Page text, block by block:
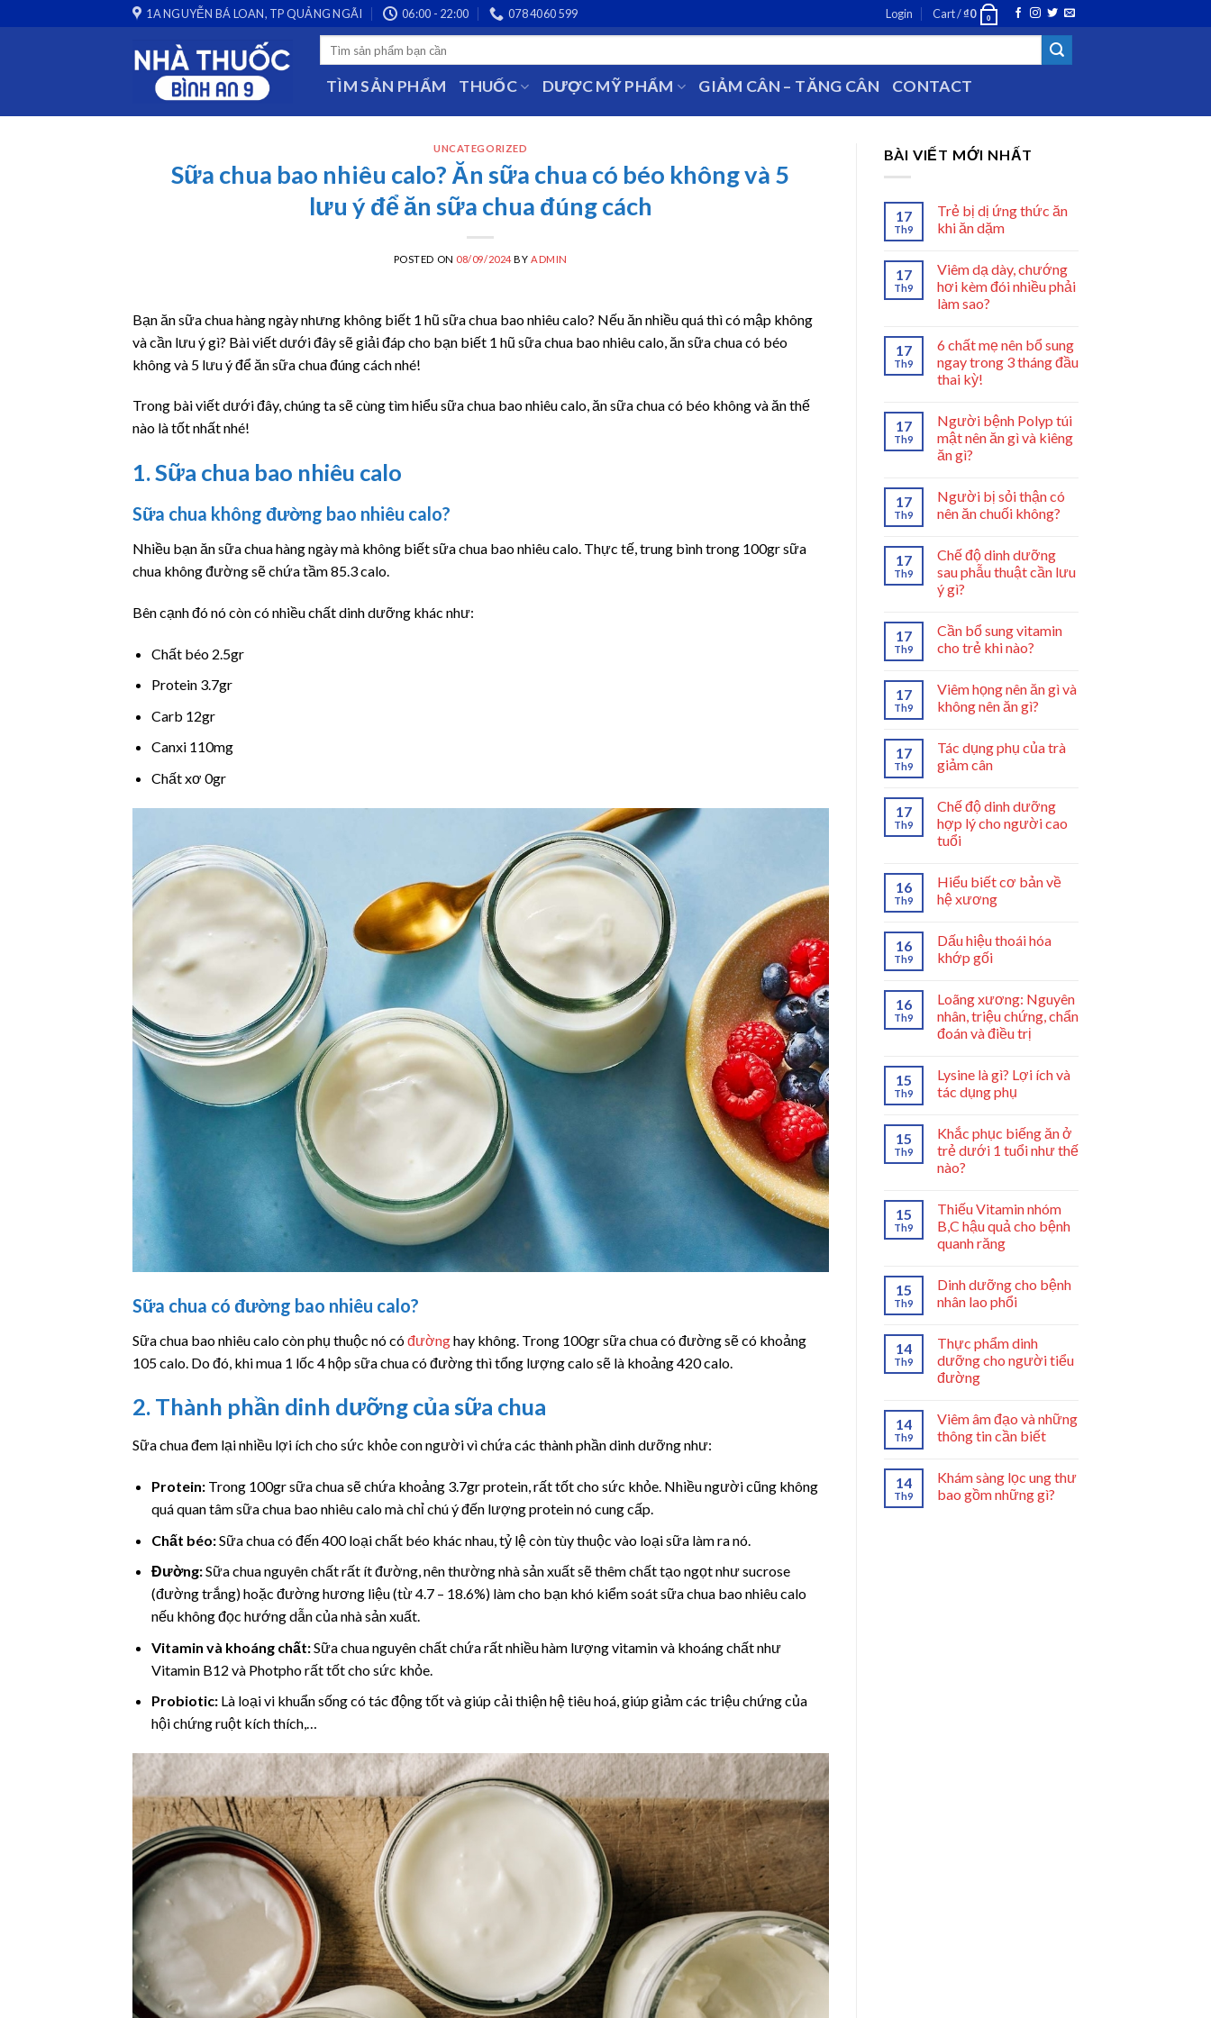
to
1A NGUYỄN BÁ LOAN, TP QUẢNG NGÃI 06:00 - 22:00 078 4060 599 Login Cart /₫0 0
TÌM SẢN PHẨM THUỐC DƯỢC MỸ PHẨM GIẢM CÂN – TĂNG CÂN CONTACT
UNCATEGORIZED
Sữa chua bao nhiêu calo? Ăn sữa chua có béo không và 5
lưu ý để ăn sữa chua đúng cách
POSTED ON 08/09/2024 BY ADMIN
Bạn ăn sữa chua hàng ngày nhưng không biết 1 hũ sữa chua bao nhiêu calo? Nếu ăn nhiều quá thì có mập không
và cần lưu ý gì? Bài viết dưới đây sẽ giải đáp cho bạn biết 1 hũ sữa chua bao nhiêu calo, ăn sữa chua có béo
không và 5 lưu ý để ăn sữa chua đúng cách nhé!
Trong bài viết dưới đây, chúng ta sẽ cùng tìm hiểu sữa chua bao nhiêu calo, ăn sữa chua có béo không và ăn thế
nào là tốt nhất nhé!
1. Sữa chua bao nhiêu calo
Sữa chua không đường bao nhiêu calo?
Nhiều bạn ăn sữa chua hàng ngày mà không biết sữa chua bao nhiêu calo. Thực tế, trung bình trong 100gr sữa
chua không đường sẽ chứa tầm 85.3 calo.
Bên cạnh đó nó còn có nhiều chất dinh dưỡng khác như:
Chất béo 2.5gr
Protein 3.7gr
Carb 12gr
Canxi 110mg
Chất xơ 0gr
Sữa chua có đường bao nhiêu calo?
Sữa chua bao nhiêu calo còn phụ thuộc nó cóđườnghay không. Trong 100gr sữa chua có đường sẽ có khoảng
105 calo. Do đó, khi mua 1 lốc 4 hộp sữa chua có đường thì tổng lượng calo sẽ là khoảng 420 calo.
2. Thành phần dinh dưỡng của sữa chua
Sữa chua đem lại nhiều lợi ích cho sức khỏe con người vì chứa các thành phần dinh dưỡng như:
Protein: Trong 100gr sữa chua sẽ chứa khoảng 3.7gr protein, rất tốt cho sức khỏe. Nhiều người cũng không
quá quan tâm sữa chua bao nhiêu calo mà chỉ chú ý đến lượng protein nó cung cấp.
Chất béo:Sữa chua có đến 400 loại chất béo khác nhau, tỷ lệ còn tùy thuộc vào loại sữa làm ra nó.
Đường:Sữa chua nguyên chất rất ít đường, nên thường nhà sản xuất sẽ thêm chất tạo ngọt như sucrose
(đường trắng) hoặc đường hương liệu (từ 4.7 – 18.6%) làm cho bạn khó kiểm soát sữa chua bao nhiêu calo
nếu không đọc hướng dẫn của nhà sản xuất.
Vitamin và khoáng chất:Sữa chua nguyên chất chứa rất nhiều hàm lượng vitamin và khoáng chất như
Vitamin B12 và Photpho rất tốt cho sức khỏe.
Probiotic:Là loại vi khuẩn sống có tác động tốt và giúp cải thiện hệ tiêu hoá, giúp giảm các triệu chứng của
hội chứng ruột kích thích,…
BÀI VIẾT MỚI NHẤT
17
Th9
Trẻ bị dị ứng thức ăn
khi ăn dặm
17
Th9
Viêm dạ dày, chướng
hơi kèm đói nhiều phải
làm sao?
17
Th9
6 chất mẹ nên bổ sung
ngay trong 3 tháng đầu
thai kỳ!
17
Th9
Người bệnh Polyp túi
mật nên ăn gì và kiêng
ăn gì?
17
Th9
Người bị sỏi thận có
nên ăn chuối không?
17
Th9
Chế độ dinh dưỡng
sau phẫu thuật cần lưu
ý gì?
17
Th9
Cần bổ sung vitamin
cho trẻ khi nào?
17
Th9
Viêm họng nên ăn gì và
không nên ăn gì?
17
Th9
Tác dụng phụ của trà
giảm cân
17
Th9
Chế độ dinh dưỡng
hợp lý cho người cao
tuổi
16
Th9
Hiểu biết cơ bản về
hệ xương
16
Th9
Dấu hiệu thoái hóa
khớp gối
16
Th9
Loãng xương: Nguyên
nhân, triệu chứng, chẩn
đoán và điều trị
15
Th9
Lysine là gì? Lợi ích và
tác dụng phụ
15
Th9
Khắc phục biếng ăn ở
trẻ dưới 1 tuổi như thế
nào?
15
Th9
Thiếu Vitamin nhóm
B,C hậu quả cho bệnh
quanh răng
15
Th9
Dinh dưỡng cho bệnh
nhân lao phổi
14
Th9
Thực phẩm dinh
dưỡng cho người tiểu
đường
14
Th9
Viêm âm đạo và những
thông tin cần biết
14
Th9
Khám sàng lọc ung thư
bao gồm những gì?